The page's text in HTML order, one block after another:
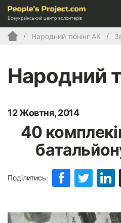
Всеукраїнський центр волонтерів
Народний тюнінг АК
Народний
12 Жовтня, 2014
40
Поділитись: